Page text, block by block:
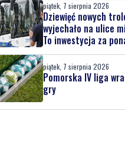
piątek, 7 sierpnia 2026
Dziewięć nowych
wyjechało na ulice
To inwestycja za
mln zł
piątek, 7 sierpnia 2026
Pomorska IV liga
gry